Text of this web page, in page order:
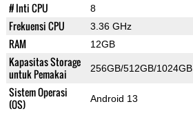
# Inti CPU 8
Frekuensi CPU 3.36 GHz
RAM 12GB
Kapasitas Storage
untuk Pemakai
256GB/512GB/1024GB
Sistem Operasi
(OS)
Android 13